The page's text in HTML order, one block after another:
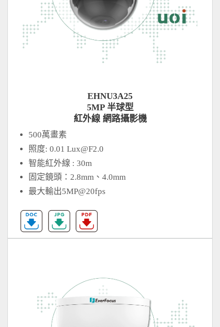
EHNU3A25
5MP 半球型
紅外線 網路攝影機
500萬畫素
照度: 0.01Lux@F2.0
智能紅外線 : 30m
固定鏡頭：2.8mm、4.0mm
最大輸出5MP@20fps